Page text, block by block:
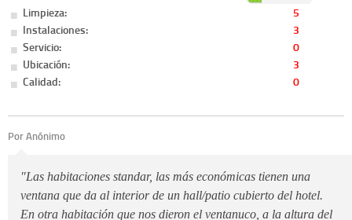
Limpieza:
5
Instalaciones:
3
Servicio:
0
Ubicación:
3
Calidad:
0
Por Anónimo
"Las habitaciones standar, las más económicas tienen una
ventana que da al interior de un hall/patio cubierto del hotel.
En otra habitación que nos dieron el ventanuco, a la altura del